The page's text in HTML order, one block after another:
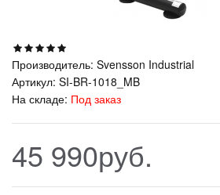
Производитель: Svensson Industrial
Артикул: SI-BR-1018_MB
На складе: Под заказ
45 990руб.